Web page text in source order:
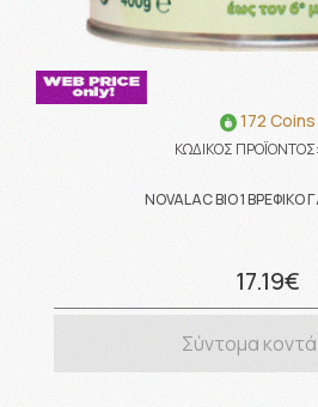
172 Coins
ΚΩΔΙΚΟΣ ΠΡΟΪΟΝΤΟΣ:
NOVALAC BIO 1
17.19€
Σύντομα